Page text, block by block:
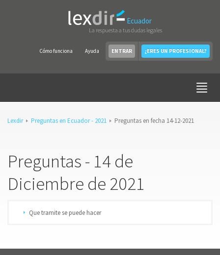
Ecuador
La respuesta a tus dudas legales
Cómo funciona Ayuda ENTRAR ¿ERES UN PROFESIONAL?
Lexdir Preguntas en Ecuador - 2021 Preguntas en fecha 14-12-2021
Preguntas - 14 de
Diciembre de 2021
Que tramite se puede hacer